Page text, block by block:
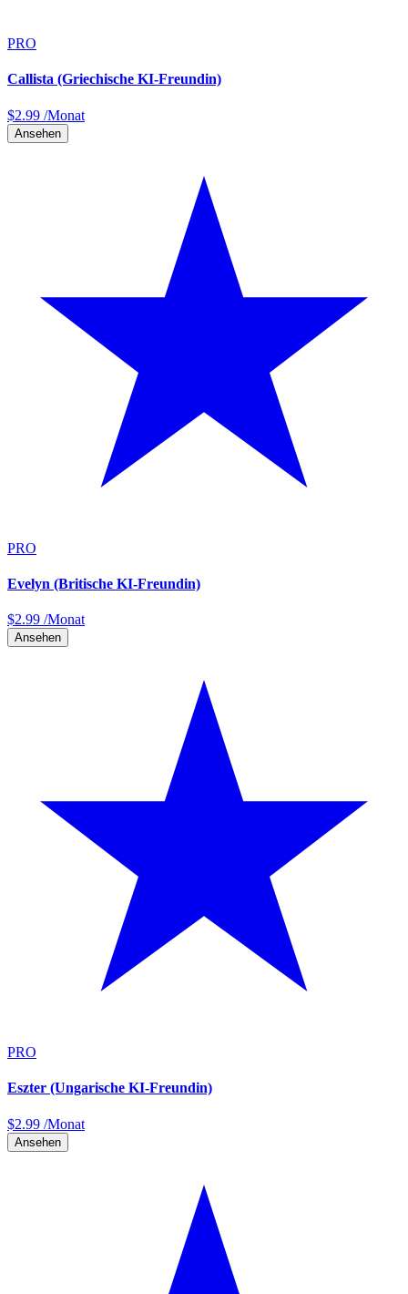
PRO
Callista (Griechische KI-Freundin)
$2.99 /Monat
Ansehen
PRO
Evelyn (Britische KI-Freundin)
$2.99 /Monat
Ansehen
PRO
Eszter (Ungarische KI-Freundin)
$2.99 /Monat
Ansehen